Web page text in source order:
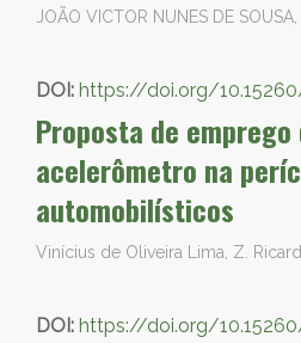
JOÃO VICTOR NUNES DE
DOI: https://doi.org/
Proposta de
acelerômetro na
automobilísticos
Vinícius de Oliveira Lima, Z.
DOI: https://doi.org/